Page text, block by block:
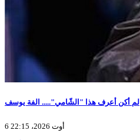
لم أكن أعرف هذا "الشّامي"..... الفة يوسف
6 أوت 2026، 22:15